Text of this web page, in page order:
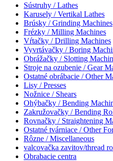
Sústruhy / Lathes
Karusely / Vertikal Lathes
Brúsky / Grinding Machines
Frézky / Milling Machines
Vŕtačky / Drilling Machines
Vyvrtávačky / Boring
Obrážačky / Slotting
Stroje na ozubenie / Gear
Ostatné obrábacie / Other
Lisy / Presses
Nožnice / Shears
Ohýbačky / Bending
Zakružovačky / Bending
Rovnačky / Straightening
Ostatné tvárniace / Other
Rôzne / Miscellaneous
valcovačka zavitov/thread
Obrabacie centra